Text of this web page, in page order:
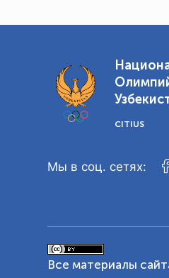
CITIUS
Мы в соц. сетях:
Все материалы